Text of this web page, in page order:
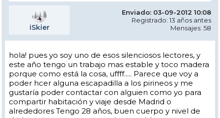
iSkier
Enviado: 03-09-2012 10:08
Registrado: 13 años antes
Mensajes: 58
hola! pues yo soy uno de esos silenciosos lectores, y
este año tengo un trabajo mas estable y toco madera
porque como está la cosa, uffff..... Parece que voy a
poder hcer alguna escapadilla a los pirineos y me
gustaría poder contactar con alguien como yo para
compartir habitación y viaje desde Madrid o
alrededores Tengo 28 años, buen cuerpo y nivel de